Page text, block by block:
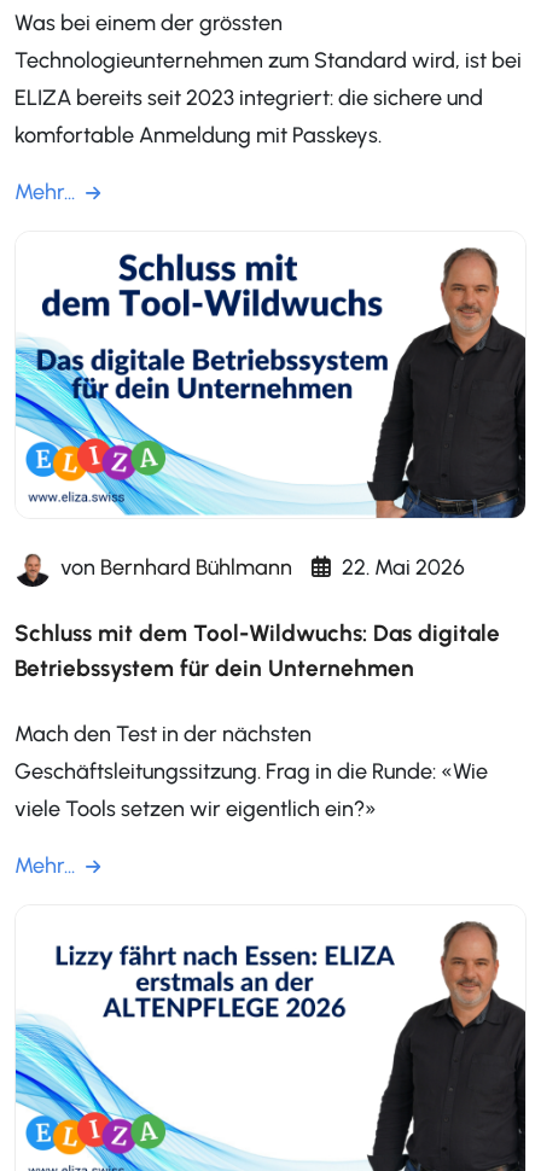
Was bei einem der grössten
Technologieunternehmen zum Standard wird, ist bei
ELIZA bereits seit 2023 integriert: die sichere und
komfortable Anmeldung mit Passkeys.
Mehr...
von Bernhard Bühlmann 22. Mai 2026
Schluss mit dem Tool-Wildwuchs: Das digitale
Betriebssystem für dein Unternehmen
Mach den Test in der nächsten
Geschäftsleitungssitzung. Frag in die Runde: «Wie
viele Tools setzen wir eigentlich ein?»
Mehr...